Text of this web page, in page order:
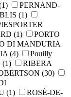
PERNAND-
(1)
(1)
PORTO
DI MANDURIA
(4)
Pouilly
(1)
RIBERA
(30)
(1)
ROSÉ-DE-